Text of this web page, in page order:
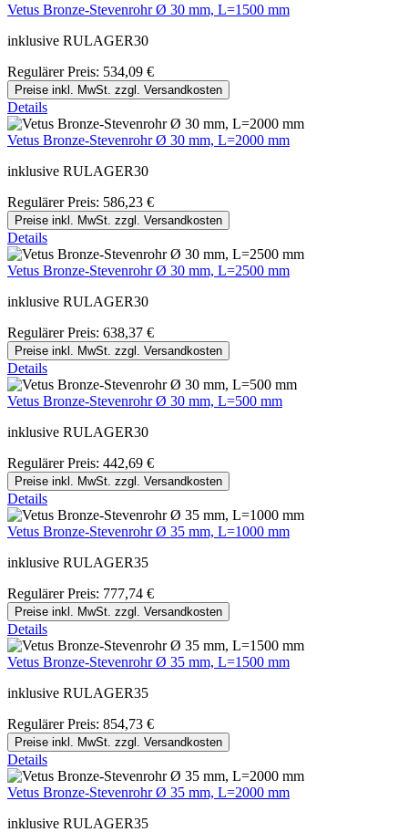
Vetus Bronze-Stevenrohr Ø 30 mm, L=1500 mm
inklusive RULAGER30
Regulärer Preis: 534,09 €
Preise inkl. MwSt. zzgl. Versandkosten
Details
Vetus Bronze-Stevenrohr Ø 30 mm, L=2000 mm
inklusive RULAGER30
Regulärer Preis: 586,23 €
Preise inkl. MwSt. zzgl. Versandkosten
Details
Vetus Bronze-Stevenrohr Ø 30 mm, L=2500 mm
inklusive RULAGER30
Regulärer Preis: 638,37 €
Preise inkl. MwSt. zzgl. Versandkosten
Details
Vetus Bronze-Stevenrohr Ø 30 mm, L=500 mm
inklusive RULAGER30
Regulärer Preis: 442,69 €
Preise inkl. MwSt. zzgl. Versandkosten
Details
Vetus Bronze-Stevenrohr Ø 35 mm, L=1000 mm
inklusive RULAGER35
Regulärer Preis: 777,74 €
Preise inkl. MwSt. zzgl. Versandkosten
Details
Vetus Bronze-Stevenrohr Ø 35 mm, L=1500 mm
inklusive RULAGER35
Regulärer Preis: 854,73 €
Preise inkl. MwSt. zzgl. Versandkosten
Details
Vetus Bronze-Stevenrohr Ø 35 mm, L=2000 mm
inklusive RULAGER35